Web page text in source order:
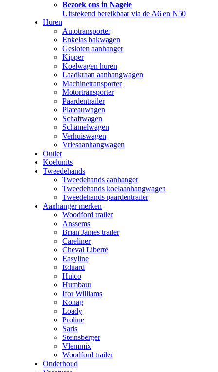
Bezoek ons in Nagele
Uitstekend bereikbaar via de A6 en N50
Huren
Autotransporter
Enkelas bakwagen
Gesloten aanhanger
Kipper
Koelwagen huren
Laadkraan aanhangwagen
Machinetransporter
Motortransporter
Paardentrailer
Plateauwagen
Schaftwagen
Schamelwagen
Verhuiswagen
Vriesaanhangwagen
Outlet
Koelunits
Tweedehands
Tweedehands aanhanger
Tweedehands koelaanhangwagen
Tweedehands paardentrailer
Aanhanger merken
Woodford trailer
Anssems
Brian James trailer
Careliner
Cheval Liberté
Easyline
Eduard
Hulco
Humbaur
Ifor Williams
Konag
Loady
Proline
Saris
Steinsberger
Vlemmix
Woodford trailer
Onderhoud